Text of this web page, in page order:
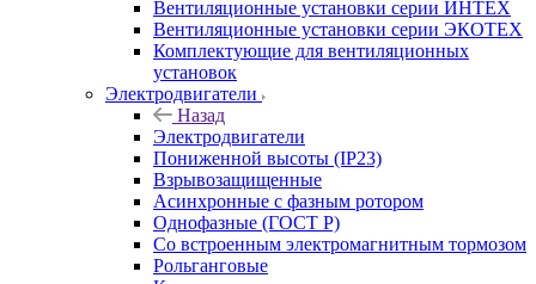
Вентиляционные установки серии ИНТЕХ
Вентиляционные установки серии ЭКОТЕХ
Комплектующие для вентиляционных
установок
Электродвигатели
Назад
Электродвигатели
Пониженной высоты (IP23)
Взрывозащищенные
Асинхронные с фазным ротором
Однофазные (ГОСТ Р)
Со встроенным электромагнитным тормозом
Рольганговые